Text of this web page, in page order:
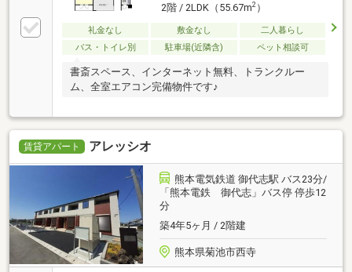
2階 / 2LDK（55.67m2）
礼金なし 敷金なし
二人暮らし
バス・トイレ別
駐車場(近隣含) ペット相談可
書斎スペース、インターネット無料、トランクルー
ム、全室エアコン完備物件です♪
賃貸アパート アレッシオ
熊本電気鉄道 御代志駅 バス23分/
「熊本電鉄 御代志」バス停 停歩12
分
築4年5ヶ月 / 2階建
熊本県菊池市西寺